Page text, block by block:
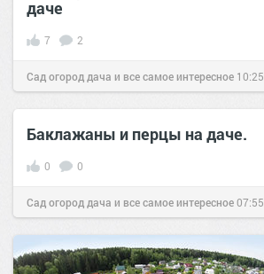
даче
7 2
Сад огород дача и все самое интересное 10:25
08 авг 2016
Баклажаны и перцы на даче.
0 0
Сад огород дача и все самое интересное07:55
16 май 2016